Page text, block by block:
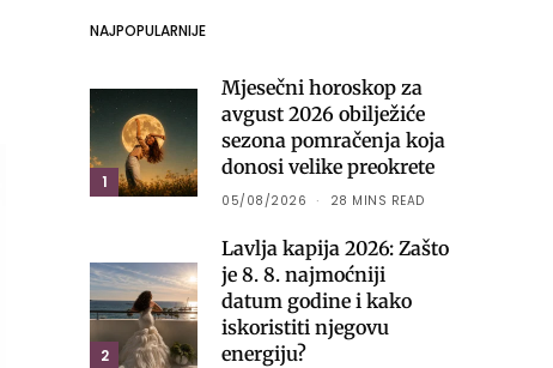
NAJPOPULARNIJE
1
Mjesečni horoskop za
avgust 2026 obilježiće
sezona pomračenja koja
donosi velike preokrete
05/08/2026 28 MINS READ
2
Lavlja kapija 2026: Zašto
je 8. 8. najmoćniji
datum godine i kako
iskoristiti njegovu
energiju?